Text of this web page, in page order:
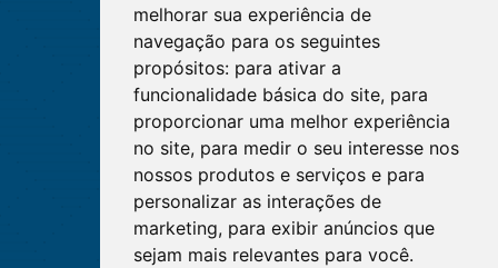
melhorar sua experiência de
navegação para os seguintes
propósitos: para ativar a
funcionalidade básica do site, para
proporcionar uma melhor experiência
no site, para medir o seu interesse nos
nossos produtos e serviços e para
personalizar as interações de
marketing, para exibir anúncios que
sejam mais relevantes para você.